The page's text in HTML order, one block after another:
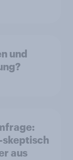
und
skeptisch
aus